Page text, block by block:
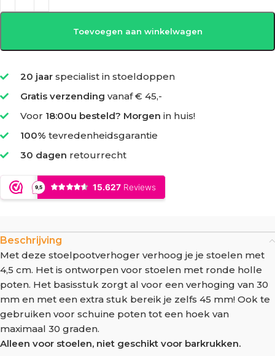
Toevoegen aan winkelwagen
20 jaarspecialist in stoeldoppen
Gratis verzending vanaf € 45,-
Voor 18:00u besteld? Morgen in huis!
100% tevredenheidsgarantie
30 dagen retourrecht
Beschrijving
Met deze stoelpootverhoger verhoog je je stoelen met
4,5 cm. Het is ontworpen voor stoelen met ronde holle
poten. Het basisstuk zorgt al voor een verhoging van 30
mm en met een extra stuk bereik je zelfs 45 mm! Ook te
gebruiken voor schuine poten tot een hoek van
maximaal 30 graden.
Alleen voor stoelen, niet geschikt voor barkrukken.